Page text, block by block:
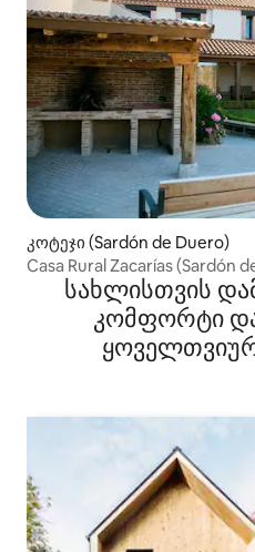
კოტეჯი (Sardón de Duero)
Casa Rural Zacarías (Sardón
სახლისთვის
კომფორტი და